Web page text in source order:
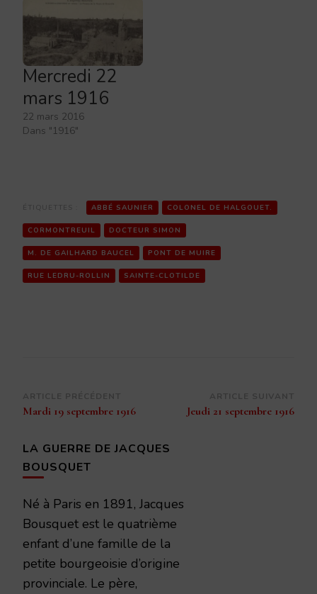
Mercredi 22
mars 1916
22 mars 2016
Dans "1916"
ABBÉ SAUNIER COLONEL DE HALGOUET.
CORMONTREUIL DOCTEUR SIMON
M. DE GAILHARD BAUCEL PONT DE MUIRE
RUE LEDRU-ROLLIN SAINTE-CLOTILDE
Navigation
d’article
Mardi 19 septembre 1916 Jeudi 21 septembre 1916
LA GUERRE DE JACQUES
BOUSQUET
Né à Paris en 1891, Jacques
Bousquet est le quatrième
enfant d’une famille de la
petite bourgeoisie d’origine
provinciale. Le père,